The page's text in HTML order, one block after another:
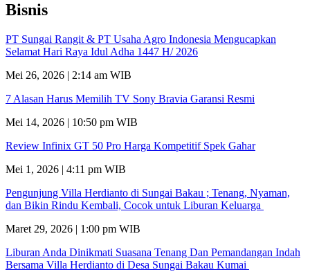
Bisnis
PT Sungai Rangit & PT Usaha Agro Indonesia Mengucapkan
Selamat Hari Raya Idul Adha 1447 H/ 2026
Mei 26, 2026 | 2:14 am WIB
7 Alasan Harus Memilih TV Sony Bravia Garansi Resmi
Mei 14, 2026 | 10:50 pm WIB
Review Infinix GT 50 Pro Harga Kompetitif Spek Gahar
Mei 1, 2026 | 4:11 pm WIB
Pengunjung Villa Herdianto di Sungai Bakau ; Tenang, Nyaman,
dan Bikin Rindu Kembali, Cocok untuk Liburan Keluarga
Maret 29, 2026 | 1:00 pm WIB
Liburan Anda Dinikmati Suasana Tenang Dan Pemandangan Indah
Bersama Villa Herdianto di Desa Sungai Bakau Kumai